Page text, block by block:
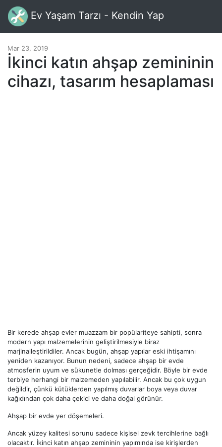
Ev Yaşam Tarzı - Kendin Yap
Mar 23, 2019
İkinci katın ahşap zemininin
cihazı, tasarım hesaplaması
Bir kerede ahşap evler muazzam bir popülariteye sahipti, sonra
modern yapı malzemelerinin geliştirilmesiyle biraz
marjinalleştirildiler. Ancak bugün, ahşap yapılar eski ihtişamını
yeniden kazanıyor. Bunun nedeni, sadece ahşap bir evde
atmosferin uyum ve sükunetle dolması gerçeğidir. Böyle bir evde
terbiye herhangi bir malzemeden yapılabilir. Ancak bu çok uygun
değildir, çünkü kütüklerden yapılmış duvarlar boya veya duvar
kağıdından çok daha çekici ve daha doğal görünür.
Ahşap bir evde yer döşemeleri.
Ancak yüzey kalitesi sorunu sadece kişisel zevk tercihlerine bağlı
olacaktır. İkinci katın ahşap zemininin yapımında ise kirişlerden